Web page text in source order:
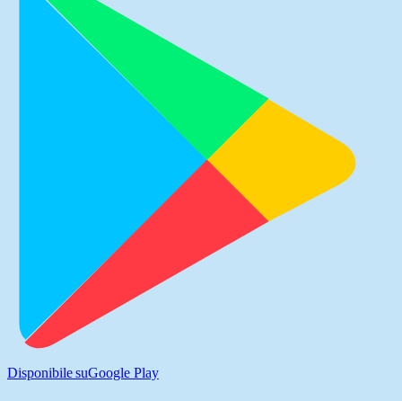
Disponibile suGoogle Play